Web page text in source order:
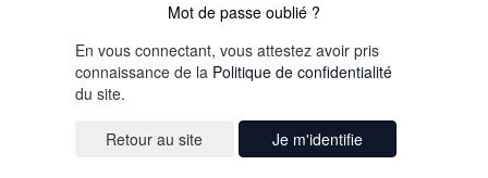
Mot de passe oublié ?
En vous connectant, vous attestez avoir pris
connaissance de la Politique de confidentialité
du site.
Je m'identifie